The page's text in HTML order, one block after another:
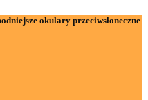
okulary przeciwsłoneczne